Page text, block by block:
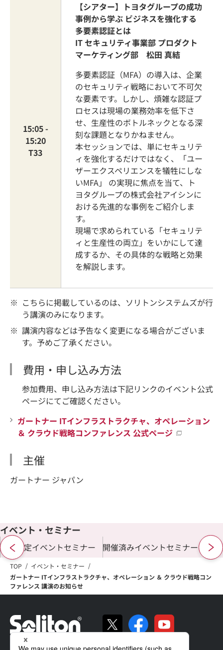
15:05 -
15:20
T33
【シアター】トヨタグループの成功
事例から学ぶ ビジネスを強化する
多要素認証とは​
IT セキュリティ事業部 プロダクト
マーケティング部 松田 真結
多要素認証（MFA）の導入は、企業
のセキュリティ戦略において不可欠
な要素です。しかし、煩雑な認証プ
ロセスは現場の業務効率を低下さ
せ、生産性のボトルネックとなる深
刻な課題となりかねません。
本セッションでは、単にセキュリテ
ィを強化するだけではなく、「ユー
ザーエクスペリエンスを犠牲にしな
いMFA」 の実現に焦点を当て、ト
ヨタグループの株式会社アイシンに
おける先進的な事例をご紹介しま
す。
現場で求められている「セキュリテ
ィと生産性の両立」をいかにして達
成するか、その具体的な戦略と効果
を解説します。
※ こちらに掲載しているのは、ソリトンシステムズが行
う講演のみになります。
※ 講演内容などは予告なく変更になる場合がございま
す。予めご了承ください。
費用・申し込み方法
参加費用、申し込み方法は下記リンクのイベント公式
ページにてご確認ください。
ガートナー ITインフラストラクチャ、オペレーション
＆ クラウド戦略コンファレンス 公式ページ
主催
ガートナー ジャパン
イベント・セミナー
開催予定イベントセミナー 開催済みイベントセミナー
TOP
イベント・セミナー
ガートナー ITインフラストラクチャ、オペレーション ＆ クラウド戦略コン
ファレンス 講演のお知らせ
ソリトンの強み